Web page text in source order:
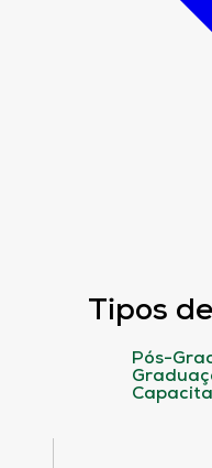
Tipos
Pós-